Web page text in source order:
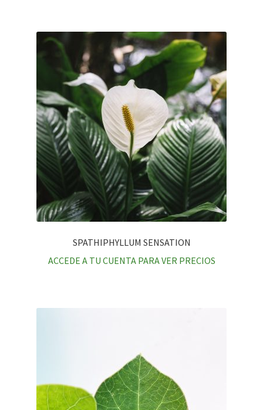
SPATHIPHYLLUM SENSATION
ACCEDE A TU CUENTA PARA VER PRECIOS